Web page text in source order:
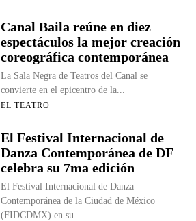
Canal Baila reúne en diez
espectáculos la mejor creación
coreográfica contemporánea
La Sala Negra de Teatros del Canal se
convierte en el epicentro de la...
EL TEATRO
El Festival Internacional de
Danza Contemporánea de DF
celebra su 7ma edición
El Festival Internacional de Danza
Contemporánea de la Ciudad de México
(FIDCDMX) en su...